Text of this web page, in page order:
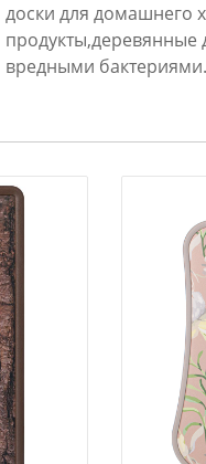
доски для домашнего
продукты,деревянные
вредными бактериями.